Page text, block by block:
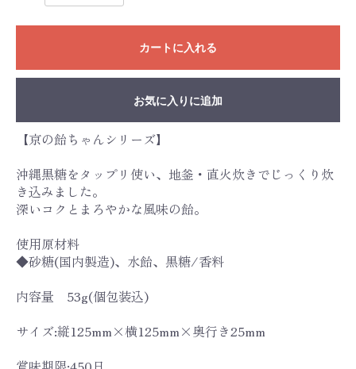
カートに入れる
お気に入りに追加
【京の飴ちゃんシリーズ】
沖縄黒糖をタップリ使い、地釜・直火炊きでじっくり炊
き込みました。
深いコクとまろやかな風味の飴。
使用原材料
◆砂糖(国内製造)、水飴、黒糖/香料
内容量 53g(個包装込)
サイズ:縦125mm×横125mm×奥行き25mm